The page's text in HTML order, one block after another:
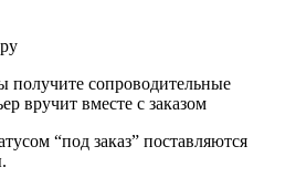
получите сопроводительные
вручит вместе с заказом
“под заказ” поставляются